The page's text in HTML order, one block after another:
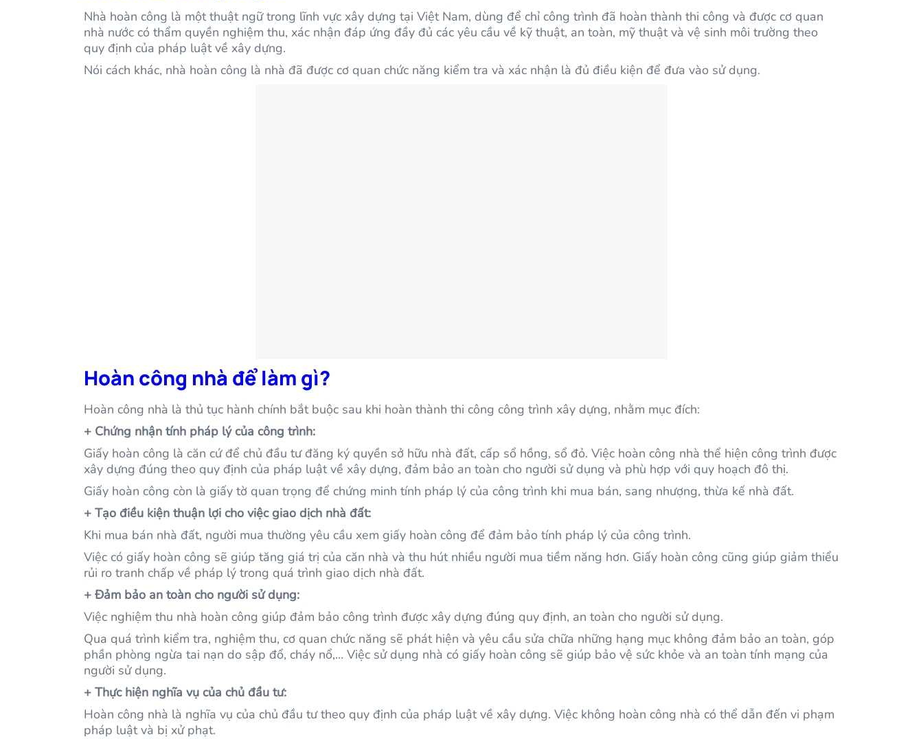
Nhà hoàn công là một thuật ngữ trong lĩnh vực xây dựng tại Việt Nam, dùng để chỉ công trình đã hoàn thành thi công và được cơ quan
nhà nước có thẩm quyền nghiệm thu, xác nhận đáp ứng đầy đủ các yêu cầu về kỹ thuật, an toàn, mỹ thuật và vệ sinh môi trường theo
quy định của pháp luật về xây dựng.
Nói cách khác, nhà hoàn công là nhà đã được cơ quan chức năng kiểm tra và xác nhận là đủ điều kiện để đưa vào sử dụng.
Hoàn công nhà để làm gì?
Hoàn công nhà là thủ tục hành chính bắt buộc sau khi hoàn thành thi công công trình xây dựng, nhằm mục đích:
+ Chứng nhận tính pháp lý của công trình:
Giấy hoàn công là căn cứ để chủ đầu tư đăng ký quyền sở hữu nhà đất, cấp sổ hồng, sổ đỏ. Việc hoàn công nhà thể hiện công trình được
xây dựng đúng theo quy định của pháp luật về xây dựng, đảm bảo an toàn cho người sử dụng và phù hợp với quy hoạch đô thị.
Giấy hoàn công còn là giấy tờ quan trọng để chứng minh tính pháp lý của công trình khi mua bán, sang nhượng, thừa kế nhà đất.
+ Tạo điều kiện thuận lợi cho việc giao dịch nhà đất:
Khi mua bán nhà đất, người mua thường yêu cầu xem giấy hoàn công để đảm bảo tính pháp lý của công trình.
Việc có giấy hoàn công sẽ giúp tăng giá trị của căn nhà và thu hút nhiều người mua tiềm năng hơn. Giấy hoàn công cũng giúp giảm thiểu
rủi ro tranh chấp về pháp lý trong quá trình giao dịch nhà đất.
+ Đảm bảo an toàn cho người sử dụng:
Việc nghiệm thu nhà hoàn công giúp đảm bảo công trình được xây dựng đúng quy định, an toàn cho người sử dụng.
Qua quá trình kiểm tra, nghiệm thu, cơ quan chức năng sẽ phát hiện và yêu cầu sửa chữa những hạng mục không đảm bảo an toàn, góp
phần phòng ngừa tai nạn do sập đổ, cháy nổ,… Việc sử dụng nhà có giấy hoàn công sẽ giúp bảo vệ sức khỏe và an toàn tính mạng của
người sử dụng.
+ Thực hiện nghĩa vụ của chủ đầu tư:
Hoàn công nhà là nghĩa vụ của chủ đầu tư theo quy định của pháp luật về xây dựng. Việc không hoàn công nhà có thể dẫn đến vi phạm
pháp luật và bị xử phạt.